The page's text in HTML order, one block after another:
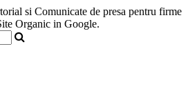
si Comunicate de presa pentru firme
Organic in Google.